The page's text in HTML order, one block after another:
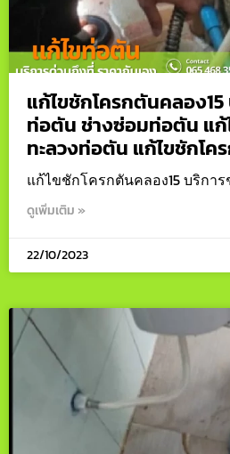
แก้ไขชักโครกตันคลอง15
ท่อตัน ช่างซ่อมท่อตัน แ
ทะลวงท่อตัน แก้ไขชักโค
แก้ไขชักโครกตันคลอง15 บริกา
ดูเพิ่มเติม »
22/10/2023